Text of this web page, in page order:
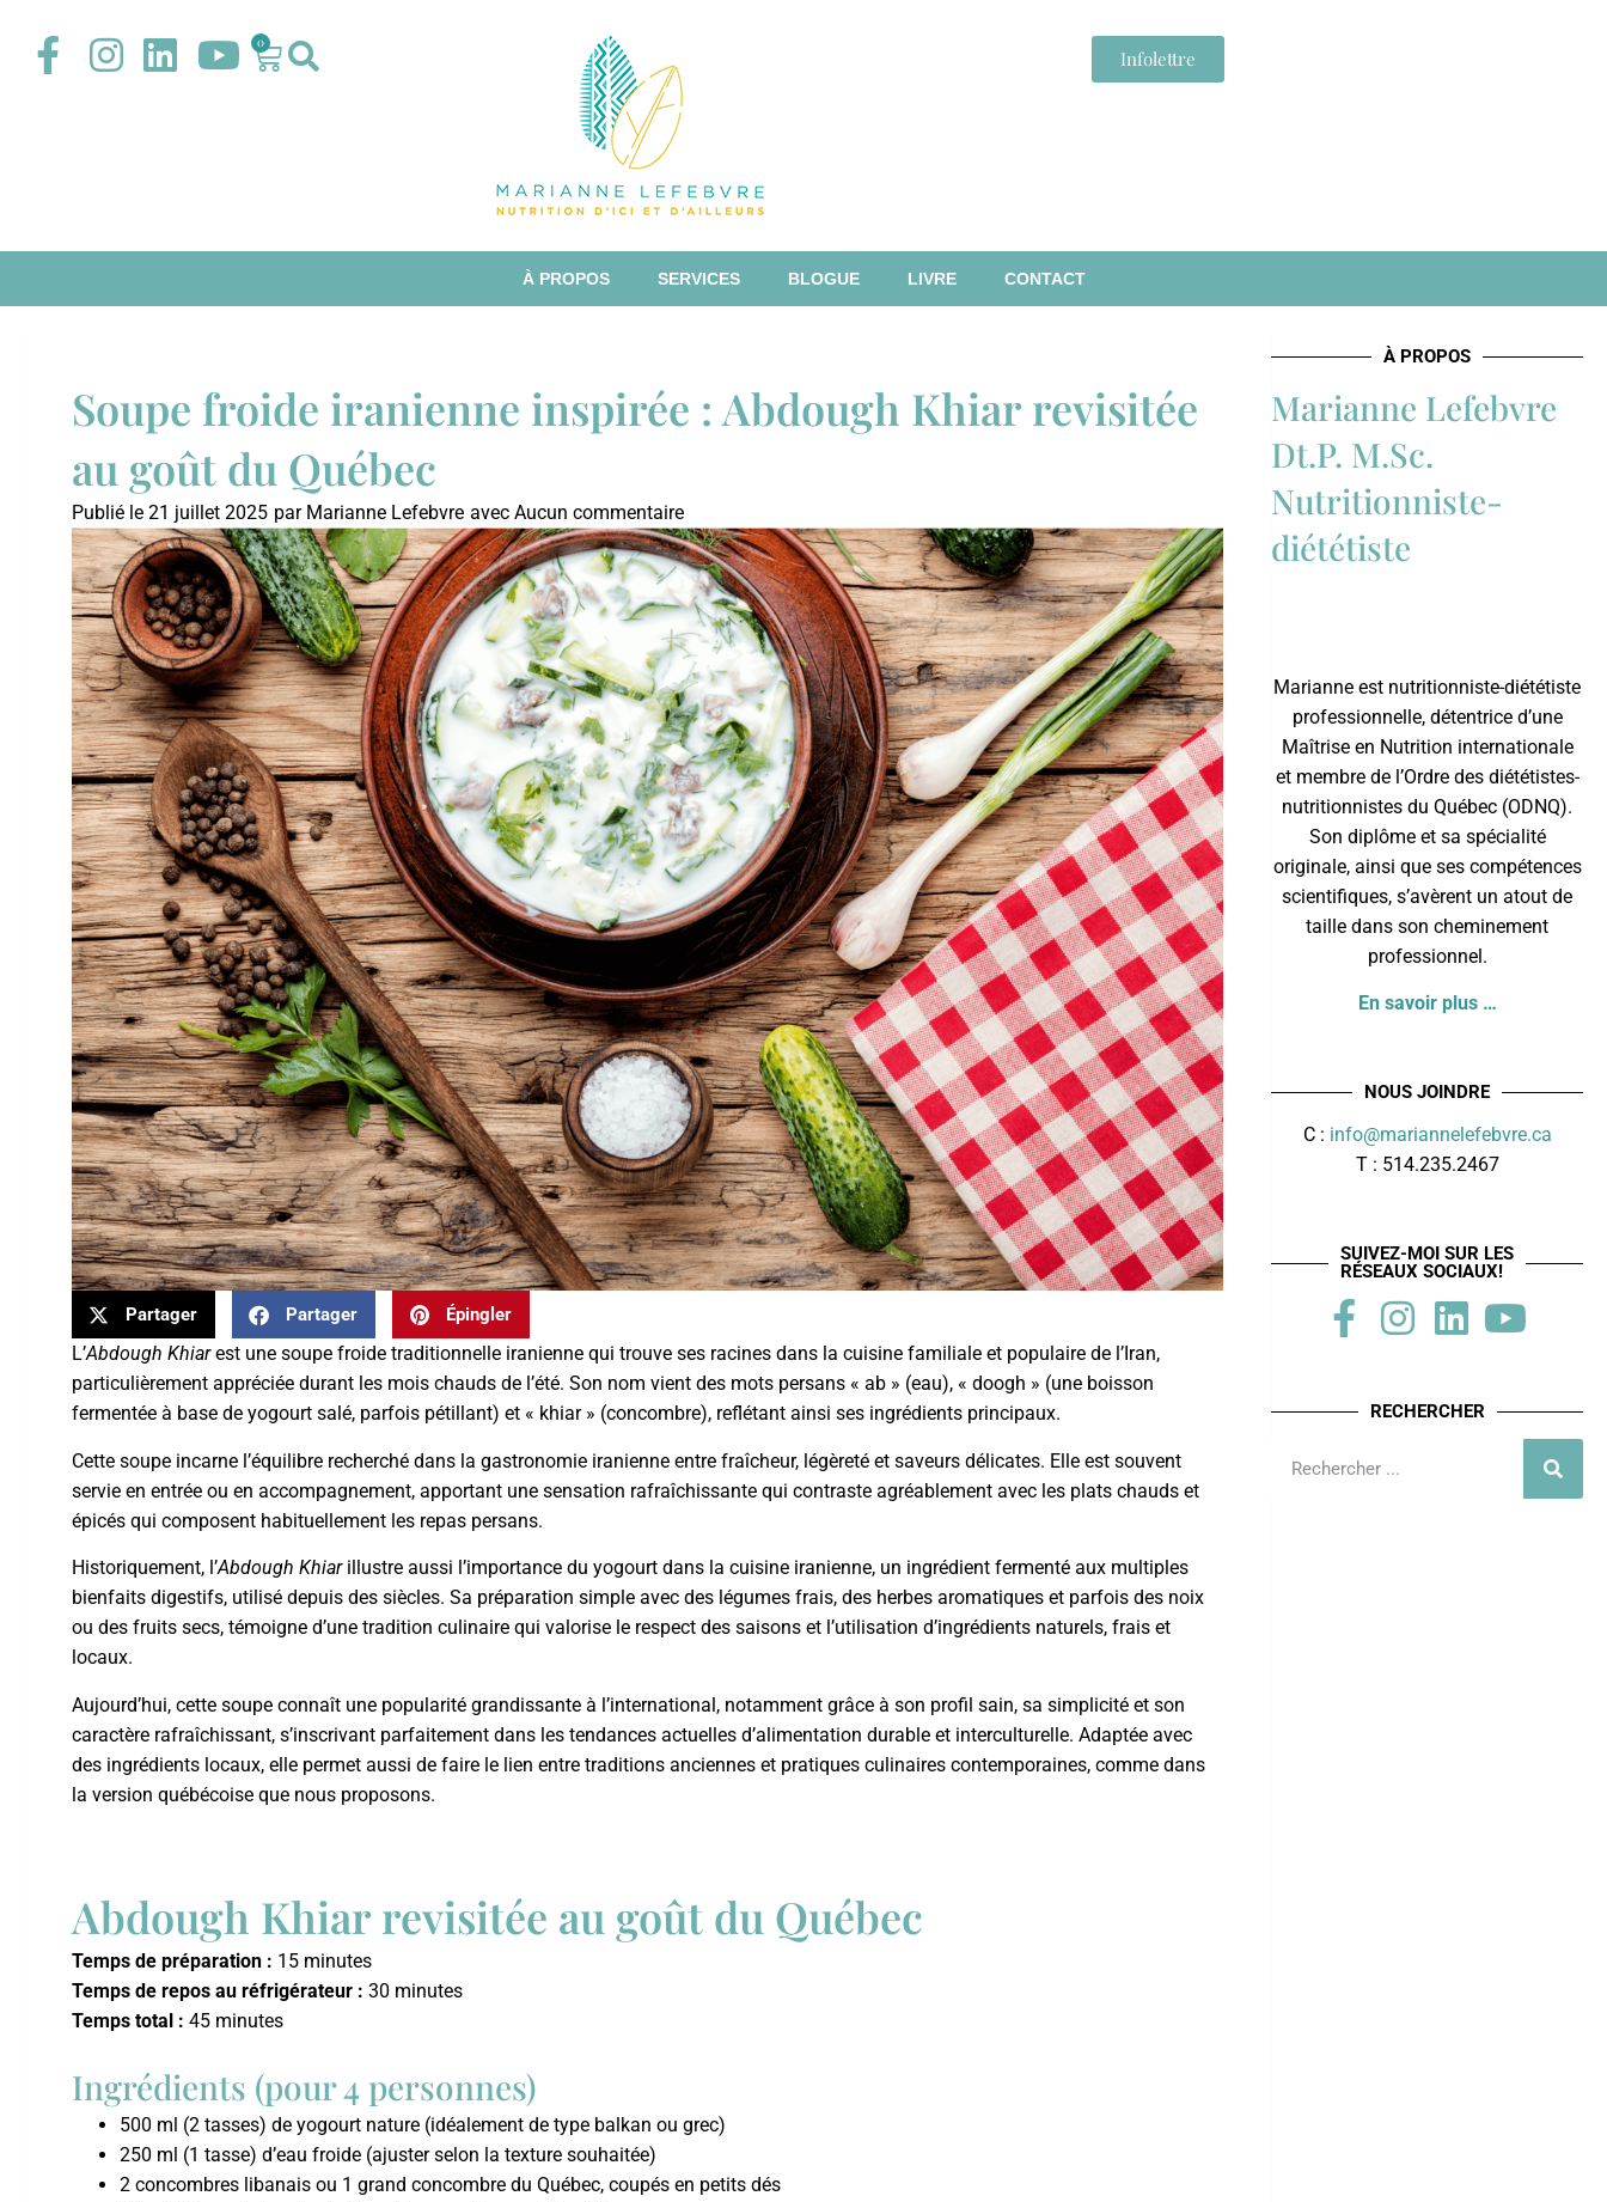
0
Infolettre
À PROPOS SERVICES BLOGUE LIVRE CONTACT
Soupe froide iranienne inspirée : Abdough Khiar revisitée
au goût du Québec
Publié le 21 juillet 2025 par Marianne Lefebvre avec Aucun commentaire
Partager Partager Épingler
L’Abdough Khiarest une soupe froide traditionnelle iranienne qui trouve ses racines dans la cuisine familiale et populaire de l’Iran,
particulièrement appréciée durant les mois chauds de l’été. Son nom vient des mots persans « ab » (eau), « doogh » (une boisson
fermentée à base de yogourt salé, parfois pétillant) et « khiar » (concombre), reflétant ainsi ses ingrédients principaux.
Cette soupe incarne l’équilibre recherché dans la gastronomie iranienne entre fraîcheur, légèreté et saveurs délicates. Elle est souvent
servie en entrée ou en accompagnement, apportant une sensation rafraîchissante qui contraste agréablement avec les plats chauds et
épicés qui composent habituellement les repas persans.
Historiquement, l’Abdough Khiarillustre aussi l’importance du yogourt dans la cuisine iranienne, un ingrédient fermenté aux multiples
bienfaits digestifs, utilisé depuis des siècles. Sa préparation simple avec des légumes frais, des herbes aromatiques et parfois des noix
ou des fruits secs, témoigne d’une tradition culinaire qui valorise le respect des saisons et l’utilisation d’ingrédients naturels, frais et
locaux.
Aujourd’hui, cette soupe connaît une popularité grandissante à l’international, notamment grâce à son profil sain, sa simplicité et son
caractère rafraîchissant, s’inscrivant parfaitement dans les tendances actuelles d’alimentation durable et interculturelle. Adaptée avec
des ingrédients locaux, elle permet aussi de faire le lien entre traditions anciennes et pratiques culinaires contemporaines, comme dans
la version québécoise que nous proposons.
Abdough Khiar revisitée au goût du Québec
Temps de préparation : 15 minutes
Temps de repos au réfrigérateur : 30 minutes
Temps total : 45 minutes
Ingrédients (pour 4 personnes)
500 ml (2 tasses) de yogourt nature (idéalement de type balkan ou grec)
250 ml (1 tasse) d’eau froide (ajuster selon la texture souhaitée)
2 concombres libanais ou 1 grand concombre du Québec, coupés en petits dés
À PROPOS
Marianne Lefebvre
Dt.P. M.Sc.
Nutritionniste-
diététiste
Marianne est nutritionniste-diététiste
professionnelle, détentrice d’une
Maîtrise en Nutrition internationale
et membre de l’Ordre des diététistes-
nutritionnistes du Québec (ODNQ).
Son diplôme et sa spécialité
originale, ainsi que ses compétences
scientifiques, s’avèrent un atout de
taille dans son cheminement
professionnel.
En savoir plus …
NOUS JOINDRE
C : info@mariannelefebvre.ca
T : 514.235.2467
SUIVEZ-MOI SUR LES
RÉSEAUX SOCIAUX!
RECHERCHER